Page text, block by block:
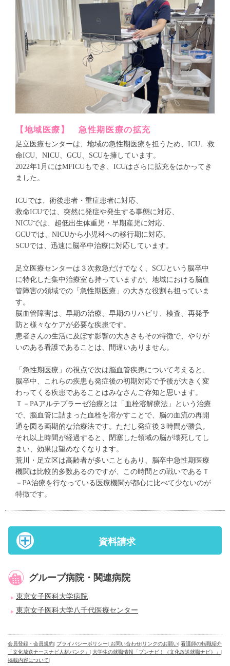
【地域医療】 急性期医療の拡充
足立医療センターは、地域の急性期医療を担うため、ICU、救
命ICU、NICU、GCU、SCUを擁しています。
2022年1月にはMFICUもでき、ICUはさらに拡充をはかってき
ました。
ICUでは、術後患者・重症患者に対応、
救命ICUでは、突然に発症や発生する事態に対応、
NICUでは、超低出生体重児・早期産児に対応、
GCUでは、NICUから小児科への移行期に対応、
SCUでは、迅速に脳卒中治療に対応しています。
足立医療センターは３次救急だけでなく、SCUという脳卒中
に特化した集中治療室も持っていますが、地域における脳血
管障害の領域での「急性期医療」の大きな役割も担っていま
す。
脳血管障害は、早期の治療、早期のリハビリ、検査、再発予
防と様々なケアが必要な疾患です。
患者さんの生活に及ぼす影響の大きさもその特徴で、やりが
いのある看護であることは、間違いありません。
「急性期医療」の視点で次は脳血管疾患について考えると、
脳卒中、これらの疾患も発症後の初期対応で予後が大きく変
わってくる疾患であることはみなさんご存知と思います。
Ｔ－PAアルテプラーゼ治療とは「血栓溶解療法」という治療
で、脳血管に詰まった血栓を溶かすことで、脳の血流の再開
通を図る画期的な治療法です。ただし発症後３時間が勝負。
それ以上時間が経過すると、閉塞した領域の脳が壊死してし
まい、効果は望めなくなります。
荒川・足立区は高齢者が多いこともあり、脳卒中急性期医療
機関は比較的多数あるのですが、この時間との戦いであるＴ
－PA治療を行なっている医療機関が都心に比べて少ないのが
特徴です。
資料請求
グループ病院・関連病院
東京女子医科大学病院
東京女子医科大学八千代医療センター
会員登録・会員規約| プライバシーポリシー| お問い合わせ|リンクのお願い| 看護師の転職紹介
「文化放送ナースナビ人材バンク」 | 大学生の就職情報「ブンナビ！（文化放送就職ナビ）」 |
掲載内容について|